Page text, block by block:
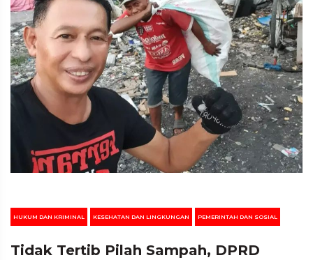
HUKUM DAN KRIMINAL KESEHATAN DAN LINGKUNGAN PEMERINTAH DAN SOSIAL
Tidak Tertib Pilah Sampah, DPRD